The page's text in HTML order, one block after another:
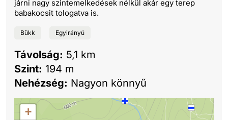
+
járni nagy szintemelkedések nélkül akár egy terep
babakocsit tologatva is.
Bükk Egyirányú
Távolság: 5,1 km
Szint: 194 m
Nehézség: Nagyon könnyű